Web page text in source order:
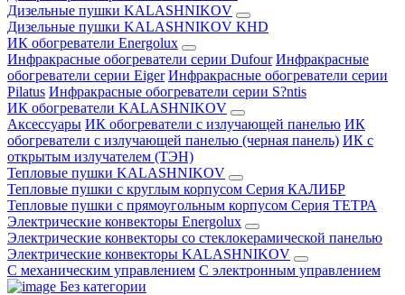
Дизельные пушки KALASHNIKOV
Дизельные пушки KALASHNIKOV KHD
ИК обогреватели Energolux
Инфракрасные обогреватели серии Dufour Инфракрасные
обогреватели серии Eiger Инфракрасные обогреватели серии
Pilatus Инфракрасные обогреватели серии S?ntis
ИК обогреватели KALASHNIKOV
Аксессуары ИК обогреватели с излучающей панелью ИК
обогреватели с излучающей панелью (черная панель) ИК с
открытым излучателем (ТЭН)
Тепловые пушки KALASHNIKOV
Тепловые пушки с круглым корпусом Серия КАЛИБР
Тепловые пушки с прямоугольным корпусом Серия ТЕТРА
Электрические конвекторы Energolux
Электрические конвекторы со стеклокерамической панелью
Электрические конвекторы KALASHNIKOV
С механическим управлением С электронным управлением
Без категории